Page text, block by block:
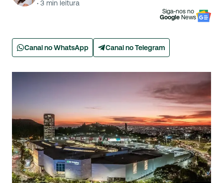
· 3 min leitura
Siga-nos no
Google News
Canal no WhatsApp Canal no Telegram